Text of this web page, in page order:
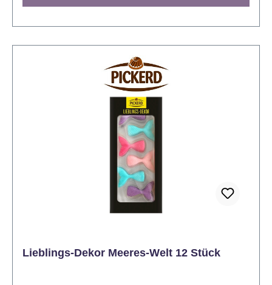
Lieblings-Dekor Meeres-Welt 12 Stück